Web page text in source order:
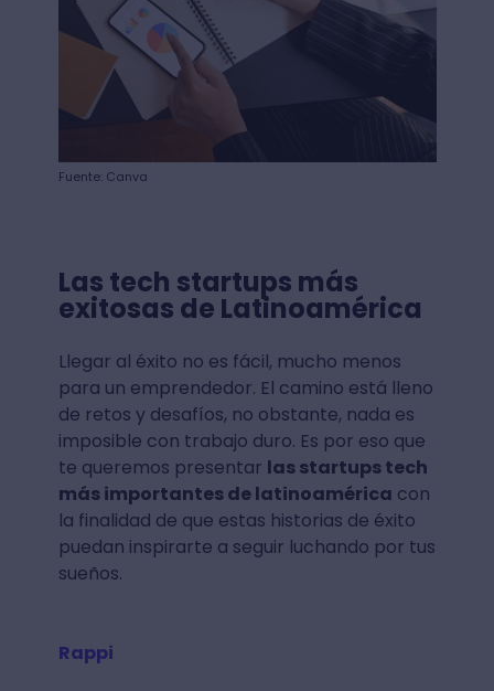
Fuente: Canva
Las tech startups más
exitosas de Latinoamérica
Llegar al éxito no es fácil, mucho menos
para un emprendedor. El camino está lleno
de retos y desafíos, no obstante, nada es
imposible con trabajo duro. Es por eso que
te queremos presentar las startups tech
más importantes de latinoamérica con
la finalidad de que estas historias de éxito
puedan inspirarte a seguir luchando por tus
sueños.
Rappi